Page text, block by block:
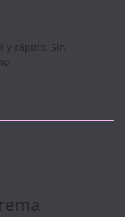
y rápido. Sin